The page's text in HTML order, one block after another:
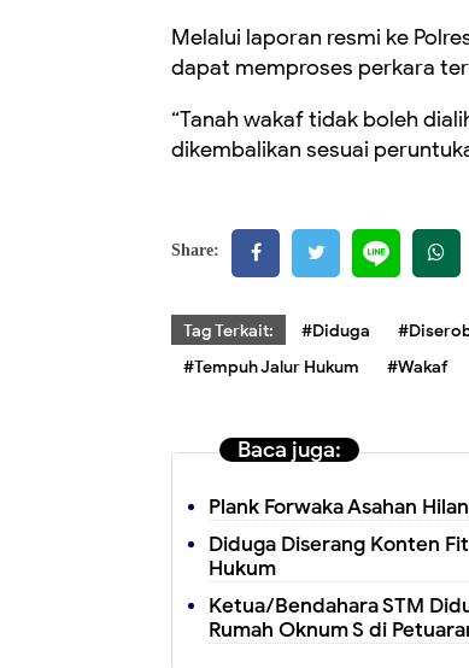
Melalui laporan resmi ke
dapat memproses perkara
“Tanah wakaf tidak boleh
dikembalikan sesuai
Share:
Tag Terkait: #Diduga
#Tempuh Jalur Hukum
#Wakaf
Baca juga:
Plank Forwaka Asahan
Diduga Diserang Konten
Hukum
Ketua/Bendahara STM
Rumah Oknum S di